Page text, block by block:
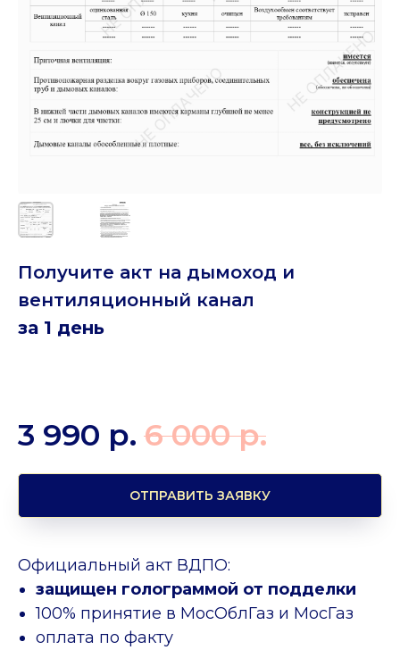
Получите акт на дымоход и
вентиляционный канал
за 1 день
3 990 р. 6 000 р.
ОТПРАВИТЬ ЗАЯВКУ
Официальный акт ВДПО:
защищен голограммой от подделки
100% принятие в МосОблГаз и МосГаз
оплата по факту